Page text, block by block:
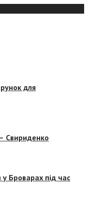
для
Свириденко
Броварах під час